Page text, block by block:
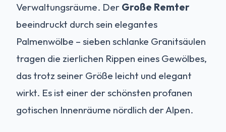
Verwaltungsräume. Der Große Remter
beeindruckt durch sein elegantes
Palmenwölbe – sieben schlanke Granitsäulen
tragen die zierlichen Rippen eines Gewölbes,
das trotz seiner Größe leicht und elegant
wirkt. Es ist einer der schönsten profanen
gotischen Innenräume nördlich der Alpen.